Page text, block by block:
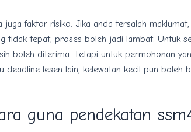
juga faktor risiko. Jika anda tersalah
tidak tepat, proses boleh jadi lambat. Untuk
boleh diterima. Tetapi untuk permohonan
deadline lesen lain, kelewatan kecil pun boleh
guna pendekatan